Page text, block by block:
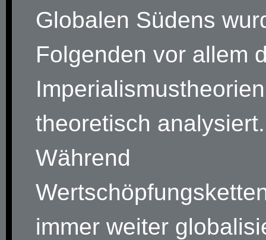
Globalen Südens
Folgenden vor allem
Imperialismustheorien
theoretisch analysiert.
Während
immer weiter